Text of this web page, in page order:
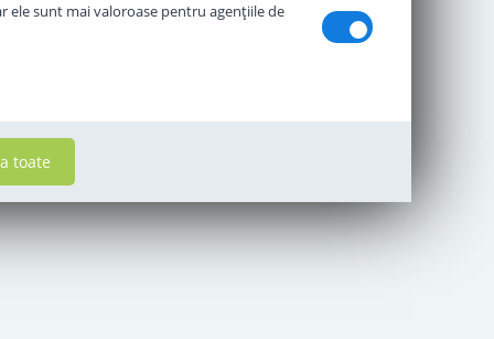
sunt mai valoroase pentru agenţiile de
toate